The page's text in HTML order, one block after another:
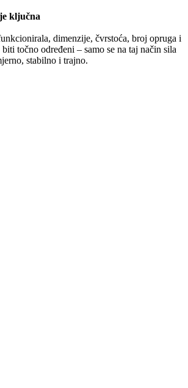
ključna
dimenzije, čvrstoća, broj opruga i
točno određeni – samo se na taj način sila
stabilno i trajno.